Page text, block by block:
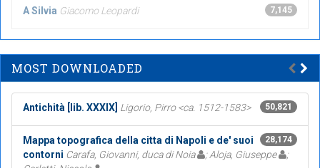
7,145
A Silvia Giacomo Leopardi
MOST DOWNLOADED
50,821
Antichità [lib. XXXIX] Ligorio, Pirro <ca. 1512-1583>
28,174
Mappa topografica della citta di Napoli e de' suoi
contorni Carafa, Giovanni, duca di Noia ; Aloja, Giuseppe
;